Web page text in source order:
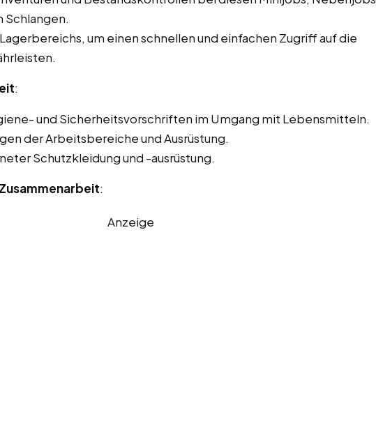
Schlangen.
um einen schnellen und einfachen Zugriff auf die
:
und Sicherheitsvorschriften im Umgang mit Lebensmitteln.
der Arbeitsbereiche und Ausrüstung.
Schutzkleidung und -ausrüstung.
:
Anzeige